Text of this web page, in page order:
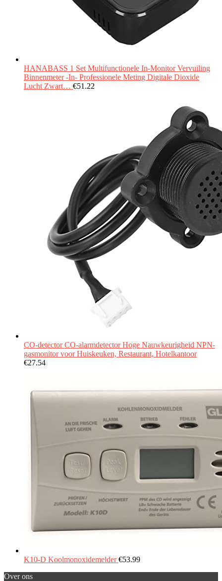
HANABASS 1 Set Multifunctionele In-Monitor Vervuiling
Binnenmeter -In- Professionele Meting Digitale Dioxide
Lucht Zwart… €51.22
CO-detector CO-alarmdetector Hoge Nauwkeurigheid NPN-
gasmonitor voor Huiskeuken, Restaurant, Hotelkantoor
€27.54
K10-D Koolmonoxidemelder €53.99
Over ons